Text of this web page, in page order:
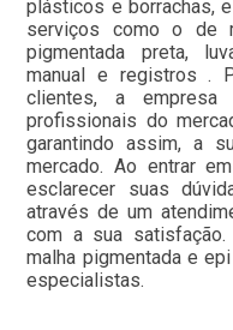
plásticos e borrachas,
serviços como o de
pigmentada preta,
manual e registros .
clientes, a empresa
profissionais do
garantindo assim, a
mercado. Ao entrar
esclarecer suas
através de um
com a sua satisfação.
malha pigmentada e
especialistas.